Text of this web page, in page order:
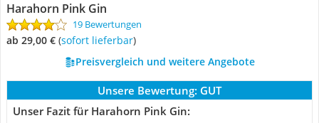
Harahorn Pink Gin
19 Bewertungen
ab 29,00 € ( Sofort lieferbar)
Preisvergleich und weitere Angebote
Unsere Bewertung: GUT
Unser Fazit für Harahorn Pink Gin: